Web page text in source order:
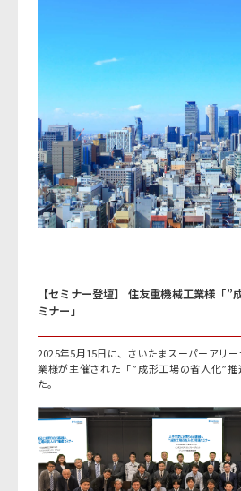
【セミナー登壇】 住友重機械工業様「”
ミナー」
2025年5月15日に、さいたまスーパーアリ
業様が主催された「”成形工場の省人化”
た。